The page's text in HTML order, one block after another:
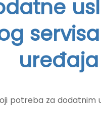
uređaja
potreba za dodatnim